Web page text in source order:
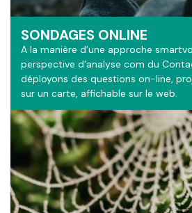
SONDAGES ONLINE
A la manière d'une approche
perspective d'analyse com du
déployons des questions on-line,
sur un carte, affichable sur le web.